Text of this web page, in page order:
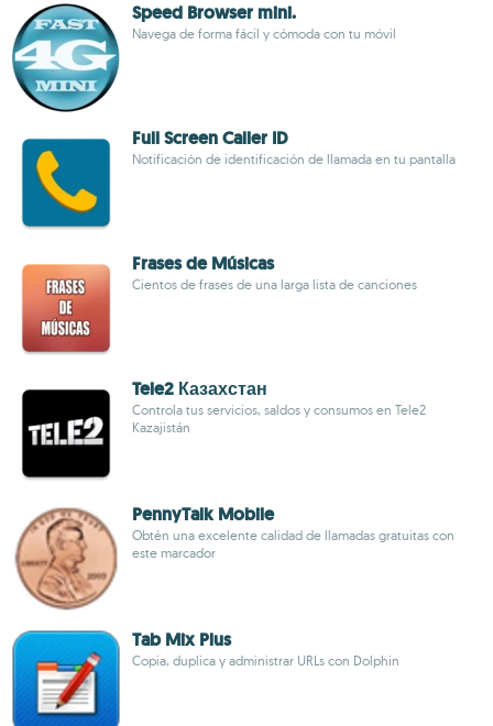
Speed Browser mini.
Navega de forma fácil y cómoda con tu móvil
Full Screen Caller ID
Notificación de identificación de llamada en tu pantalla
Frases de Músicas
Cientos de frases de una larga lista de canciones
Tele2 Казахстан
Controla tus servicios, saldos y consumos en Tele2
Kazajistán
PennyTalk Mobile
Obtén una excelente calidad de llamadas gratuitas con
este marcador
Tab Mix Plus
Copia, duplica y administrar URLs con Dolphin